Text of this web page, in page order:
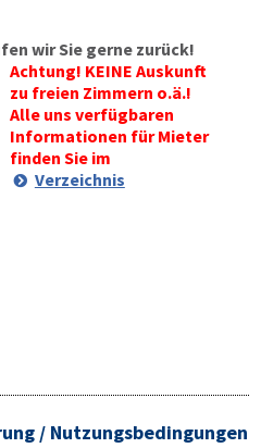
wir Sie gerne zurück!
Achtung! KEINE Auskunft
zu freien Zimmern o.ä.!
Alle uns verfügbaren
Informationen für Mieter
finden Sie im
Verzeichnis
/ Nutzungsbedingungen